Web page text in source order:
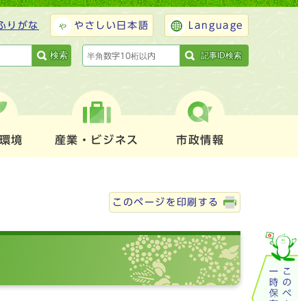
りがな やさしい日本語 Language
検索 記事ID検索
境 産業・ビジネス 市政情報
このページを印刷する